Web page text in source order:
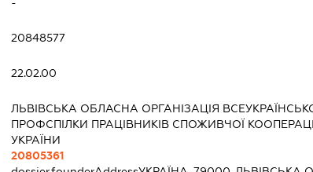
20848577
22.02.00
ЛЬВІВСЬКА ОБЛАСНА ОРГАНІЗАЦІЯ
ПРОФСПІЛКИ ПРАЦІВНИКІВ СПОЖИВЧОЇ
УКРАЇНИ
20805361